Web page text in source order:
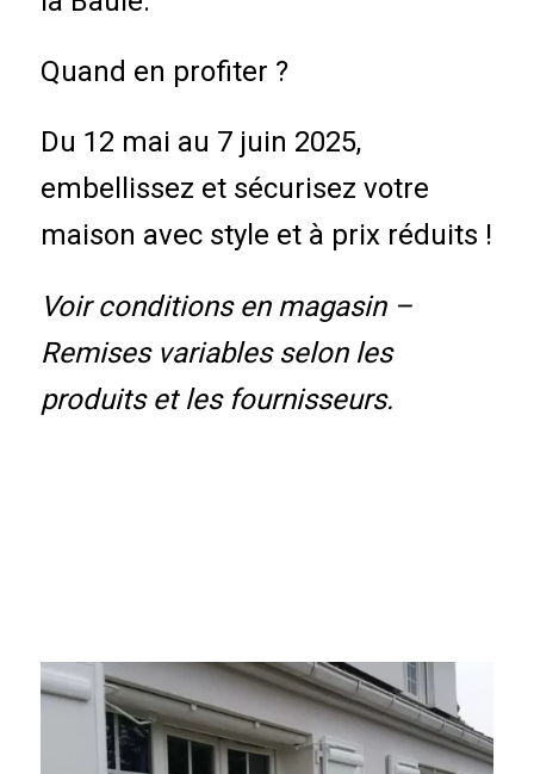
Quand en profiter ?
Du 12 mai au 7 juin 2025,
embellissez et sécurisez votre
maison avec style et à prix réduits !
Voir conditions en magasin –
Remises variables selon les
produits et les fournisseurs.